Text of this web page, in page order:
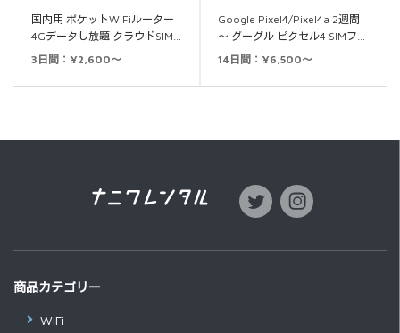
国内用 ポケットWiFiルーター
4Gデータし放題 クラウドSIM…
3日間：¥2,600～
Google Pixel4/Pixel4a 2週間
～ グーグル ピクセル4 SIMフ…
14日間：¥6,500～
商品カテゴリー
WiFi